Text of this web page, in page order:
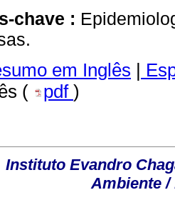
chave :
em Inglês |
(
pdf )
Instituto Evandro
Ambiente /